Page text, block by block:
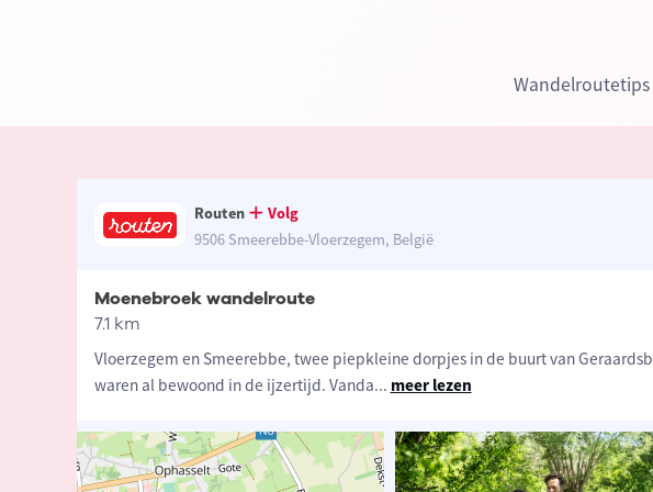
Routen
Volg
9506 Smeerebbe-Vloerzegem, België
Moenebroek wandelroute
7.1 km
Vloerzegem en Smeerebbe, twee piepkleine dorpjes in de buurt van
waren al bewoond in de ijzertijd. Vanda... meer lezen